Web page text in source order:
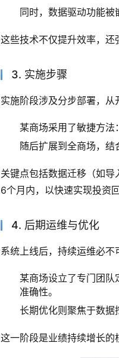
同时，数据驱动功能被
这些技术不仅提升效率，还
3. 实施步骤
实施阶段涉及分步部署，从
某商场采用了敏捷方法
随后扩展到全商场，结
关键点包括数据迁移（如
6个月内，以快速实现投资回
4. 后期运维与优化
系统上线后，持续运维必不
某商场设立了专门团
准确性。
长期优化则聚焦于数据
这一阶段是业绩持续增长的